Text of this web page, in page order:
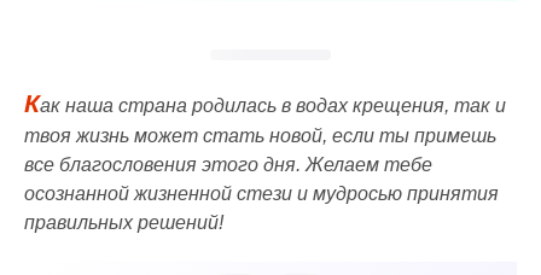
Как наша страна родилась в водах крещения, так и
твоя жизнь может стать новой, если ты примешь
все благословения этого дня. Желаем тебе
осознанной жизненной стези и мудросью принятия
правильных решений!